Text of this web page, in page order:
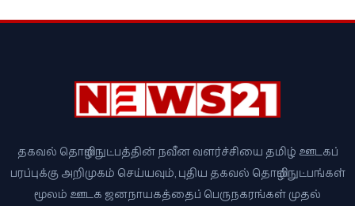
தகவல் தொழில்நுட்பத்தின் நவீன வளர்ச்சியை தமிழ் ஊடகப்
பரப்புக்கு அறிமுகம் செய்யவும், புதிய தகவல் தொழில்நுட்பங்கள்
மூலம் ஊடக ஜனநாயகத்தைப் பெருநகரங்கள் முதல்